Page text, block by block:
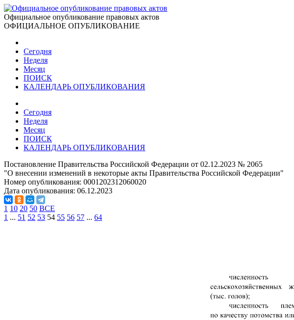
Официальное опубликование правовых актов
ОФИЦИАЛЬНОЕ ОПУБЛИКОВАНИЕ
Сегодня
Неделя
Месяц
ПОИСК
КАЛЕНДАРЬ ОПУБЛИКОВАНИЯ
Сегодня
Неделя
Месяц
ПОИСК
КАЛЕНДАРЬ ОПУБЛИКОВАНИЯ
Постановление Правительства Российской Федерации от 02.12.2023 № 2065
"О внесении изменений в некоторые акты Правительства Российской Федерации"
Номер опубликования: 0001202312060020
Дата опубликования: 06.12.2023
1 10 20 50 ВСЕ
1 ... 51 52 53 54 55 56 57 ... 64